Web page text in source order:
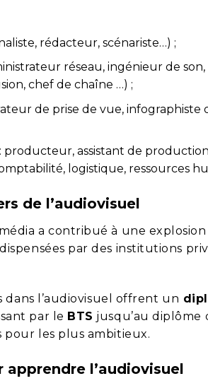
rédacteur, scénariste…) ;
réseau, ingénieur de
chef de chaîne …) ;
de prise de vue, infographiste
producteur, assistant de
logistique, ressources
de l’audiovisuel
a contribué à une
par des institutions
dans l’audiovisuel offrent un
par le BTS jusqu’au diplôme
pour les plus ambitieux.
l’audiovisuel